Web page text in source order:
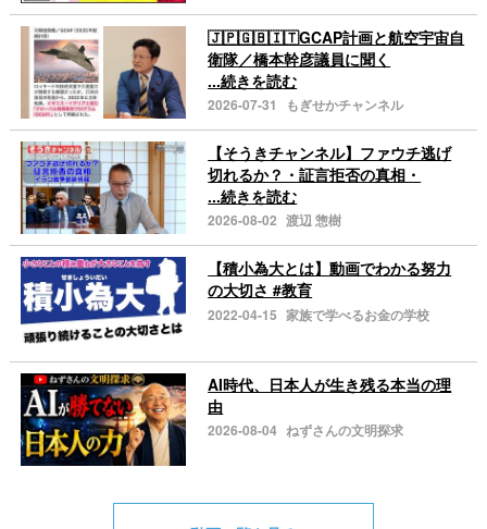
🇯🇵🇬🇧🇮🇹GCAP計画と航空宇宙自
衛隊／橋本幹彦議員に聞く
...続きを読む
2026-07-31 もぎせかチャンネル
【そうきチャンネル】ファウチ逃げ
切れるか？・証言拒否の真相・
...続きを読む
2026-08-02 渡辺 惣樹
【積小為大とは】動画でわかる努力
の大切さ #教育
2022-04-15 家族で学べるお金の学校
AI時代、日本人が生き残る本当の理
由
2026-08-04 ねずさんの文明探求